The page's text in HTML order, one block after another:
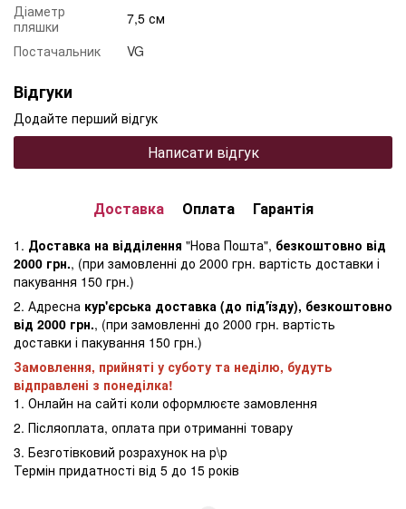
Діаметр
пляшки
7,5 см
Постачальник
VG
Відгуки
Додайте перший відгук
Написати відгук
Доставка Оплата Гарантія
1. Доставка на відділення "Нова Пошта", безкоштовно від
2000 грн., (при замовленні до 2000 грн. вартість доставки і
пакування 150 грн.)
2. Адресна кур'єрська доставка (до під'їзду), безкоштовно
від 2000 грн., (при замовленні до 2000 грн. вартість
доставки і пакування 150 грн.)
Замовлення, прийняті у суботу та неділю, будуть
відправлені з понеділка!
1. Онлайн на сайті коли оформлюєте замовлення
2. Післяоплата, оплата при отриманні товару
3. Безготівковий розрахунок на р\р
Термін придатності від 5 до 15 років